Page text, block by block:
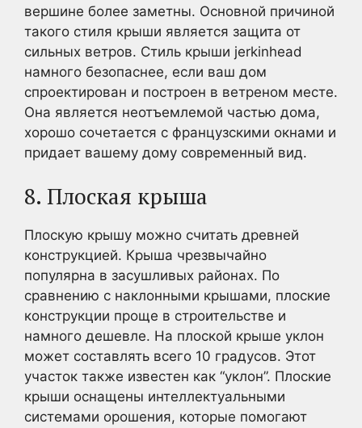
вершине более заметны. Основной причиной
такого стиля крыши является защита от
сильных ветров. Стиль крыши jerkinhead
намного безопаснее, если ваш дом
спроектирован и построен в ветреном месте.
Она является неотъемлемой частью дома,
хорошо сочетается с французскими окнами и
придает вашему дому современный вид.
8. Плоская крыша
Плоскую крышу можно считать древней
конструкцией. Крыша чрезвычайно
популярна в засушливых районах. По
сравнению с наклонными крышами, плоские
конструкции проще в строительстве и
намного дешевле. На плоской крыше уклон
может составлять всего 10 градусов. Этот
участок также известен как “уклон”. Плоские
крыши оснащены интеллектуальными
системами орошения, которые помогают